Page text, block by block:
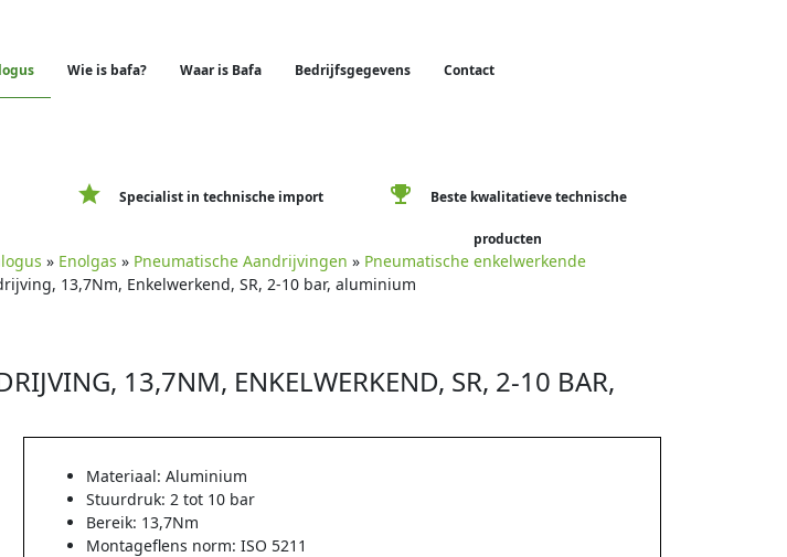
Wie is bafa? Waar is Bafa Bedrijfsgegevens Contact
star Specialist in technische import emoji_events Beste kwalitatieve technische
producten
» Enolgas » Pneumatische Aandrijvingen » Pneumatische enkelwerkende
13,7Nm, Enkelwerkend, SR, 2-10 bar, aluminium
13,7NM, ENKELWERKEND, SR, 2-10 BAR,
Materiaal: Aluminium
Stuurdruk: 2 tot 10 bar
Bereik: 13,7Nm
Montageflens norm: ISO 5211